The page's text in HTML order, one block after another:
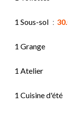
1 Sous-sol
1 Grange
1 Atelier
1 Cuisine d'été